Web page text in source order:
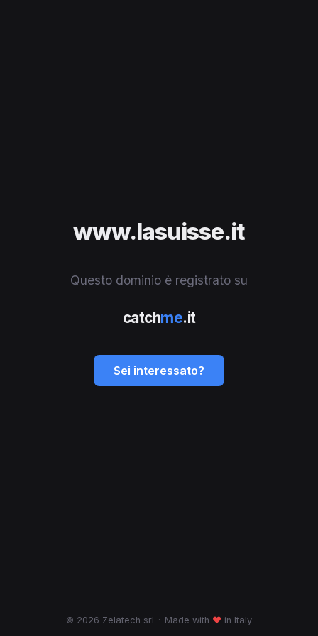
www.lasuisse.it
Questo dominio è registrato su
catchme.it
Sei interessato?
© 2026 Zelatech srl · Made with ♥ in Italy